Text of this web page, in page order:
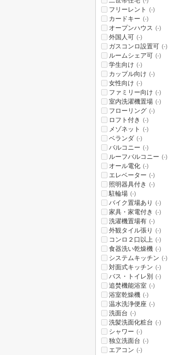
フリーレント (-)
カードキー (-)
オープンハウス (-)
外国人可 (-)
ガスコンロ設置可 (-)
ルームシェア可 (-)
学生向け (-)
カップル向け (-)
女性向け (-)
ファミリー向け (-)
室内洗濯機置場 (-)
フローリング (-)
ロフト付き (-)
メゾネット (-)
ベランダ (-)
バルコニー (-)
ルーフバルコニー (-)
オール電化 (-)
エレベーター (-)
照明器具付き (-)
駐輪場 (-)
バイク置場あり (-)
家具・家電付き (-)
洗濯機置場有 (-)
外観タイル張り (-)
コンロ２口以上 (-)
食器洗い乾燥機 (-)
システムキッチン (-)
対面式キッチン (-)
バス・トイレ別 (-)
追焚機能浴室 (-)
浴室乾燥機 (-)
温水洗浄便座 (-)
洗面台 (-)
洗髪洗面化粧台 (-)
シャワー (-)
独立洗面台 (-)
エアコン (-)